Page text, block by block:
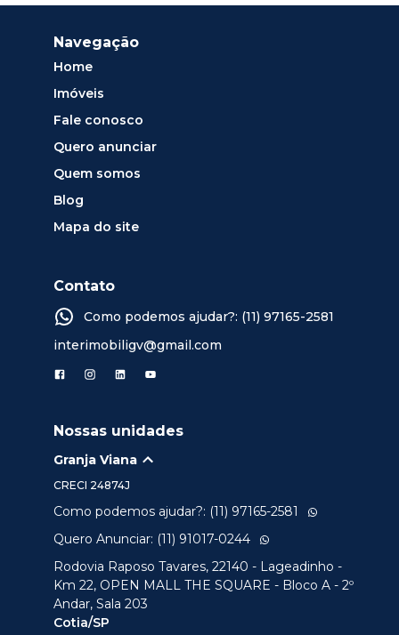
Navegação
Home
Imóveis
Fale conosco
Quero anunciar
Quem somos
Blog
Mapa do site
Contato
Como podemos ajudar?: (11) 97165-2581
interimobiligv@gmail.com
Nossas unidades
Granja Viana
CRECI 24874J
Como podemos ajudar?: (11) 97165-2581
Quero Anunciar: (11) 91017-0244
Rodovia Raposo Tavares, 22140 - Lageadinho -
Km 22, OPEN MALL THE SQUARE - Bloco A - 2º
Andar, Sala 203
Cotia/SP